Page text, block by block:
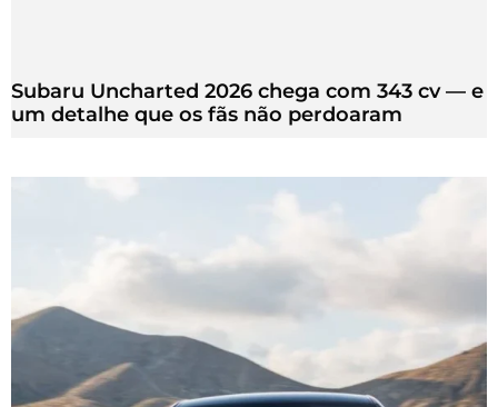
Subaru Uncharted 2026 chega com 343 cv — e
um detalhe que os fãs não perdoaram